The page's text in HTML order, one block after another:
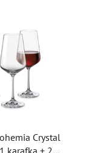
Crystal